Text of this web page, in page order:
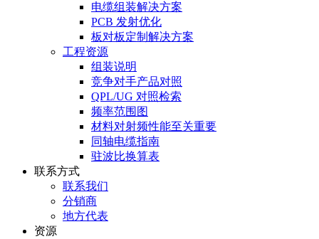
电缆组装解决方案
PCB 发射优化
板对板定制解决方案
工程资源
组装说明
竞争对手产品对照
QPL/UG 对照检索
频率范围图
材料对射频性能至关重要
同轴电缆指南
驻波比换算表
联系方式
联系我们
分销商
地方代表
资源